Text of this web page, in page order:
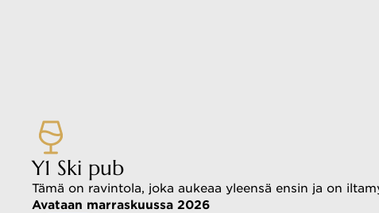
Y1 Ski pub
Tämä on ravintola, joka aukeaa yleensä ensin ja on
Avataan marraskuussa 2026